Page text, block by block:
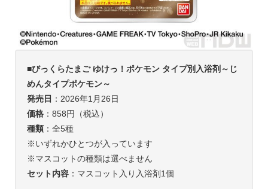
■びっくらたまご ゆけっ！ポケモン タイプ別入浴剤～ じ
めんタイプポケモン～
発売日 ：2026年1月26日
価格：858円（税込）
種類：全5種
※いずれかひとつが入っています
※マスコットの種類は選べません
セット内容：マスコット入り入浴剤1個